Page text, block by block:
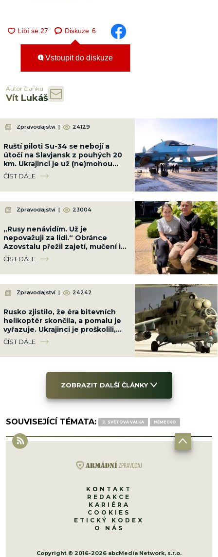
Diskuze 6
Vstoupit do diskuze
Autor článku
Vít Lukáš
Zpravodajství | 24129
Ruští piloti Su-34 se nebojí a
útočí na Slavjansk z pouhých 20
km. Ukrajinci je už (ne)mohou
kdykoli sestřelit
ČÍST DÁLE
Zpravodajství | 23004
„Rusy nenávidím. Už je
nepovažuji za lidi.“ Obránce
Azovstalu přežil zajetí, mučení i
ztrátu paměti. Jeho bratr utekl
do Ruska
ČÍST DÁLE
Zpravodajství | 24242
Rusko zjistilo, že éra bitevních
helikoptér skončila, a pomalu je
vyřazuje. Ukrajinci je proškolili,
jak to nikdy nečekali
ČÍST DÁLE
ZOBRAZIT DALŠÍ ČLÁNKY
SOUVISEJÍCÍ TÉMATA: 2. SVĚTOVÁ VÁLKA NĚMECKO
KONTAKT
REDAKCE
KARIÉRA
COOKIES
ETICKÝ KODEX
O NÁS
Copyright © 2016-2026 abcMedia Network, s.r.o.